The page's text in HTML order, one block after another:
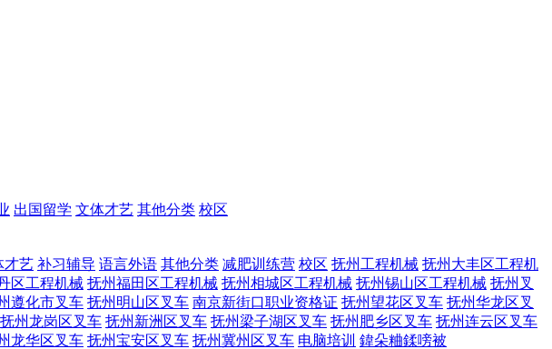
出国留学 文体才艺 其他分类 校区
才艺 补习辅导 语言外语 其他分类 减肥训练营 校区 抚州工程机械 抚州大丰区工程机
区工程机械 抚州福田区工程机械 抚州相城区工程机械 抚州锡山区工程机械 抚州叉
遵化市叉车 抚州明山区叉车 南京新街口职业资格证 抚州望花区叉车 抚州华龙区叉
抚州龙岗区叉车 抚州新洲区叉车 抚州梁子湖区叉车 抚州肥乡区叉车 抚州连云区叉车
龙华区叉车 抚州宝安区叉车 抚州冀州区叉车 电脑培训 鍏朵粬鍒嗙被